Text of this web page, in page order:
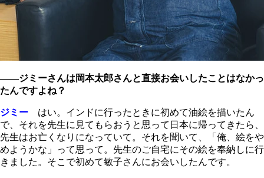
――ジミーさんは岡本太郎さんと直接お会いしたことはなかっ
たんですよね？
ジミー はい。インドに行ったときに初めて油絵を描いたん
で、それを先生に見てもらおうと思って日本に帰ってきたら、
先生はお亡くなりになっていて。それを聞いて、「俺、絵をや
めようかな」って思って。先生のご自宅にその絵を奉納しに行
きました。そこで初めて敏子さんにお会いしたんです。